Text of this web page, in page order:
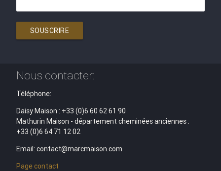
SOUSCRIRE
Nous contacter:
Téléphone:
Daisy Maison : +33 (0)6 60 62 61 90
Mathurin Maison - département cheminées anciennes :
+33 (0)6 64 71 12 02
Email: contact@marcmaison.com
Page contact